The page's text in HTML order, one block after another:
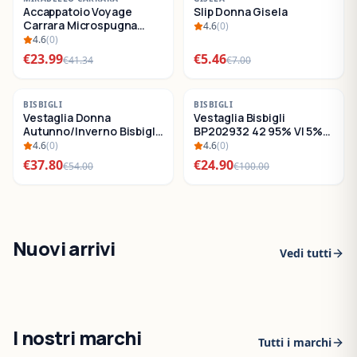
SALDI
Accappatoio Voyage
Carrara Microspugna
Cotone
4.6(0)
€23.99€41.34
SALDI
Slip Donna Gisela
4.6(0)
€5.46€7.00
-30 %
SALDI
BISBIGLI
Vestaglia Donna
Autunno/Inverno Bisbigli
BO288632
4.6(0)
€37.80€54.00
-75 %
SALDI
BISBIGLI
Vestaglia Bisbigli
BP202932 42 95% VI 5%
EA4.6(0)
€24.90€100.00
Nuovi arrivi Vedi tutti
I nostri marchi Tutti i marchi